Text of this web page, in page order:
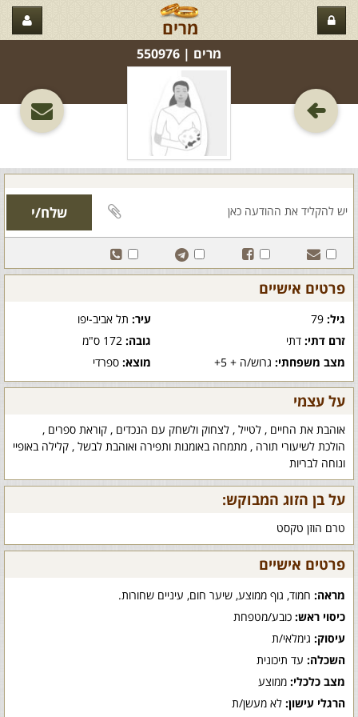
מרים
מרים‏ | 550976
פרטים אישיים
גיל: עיר:תל אביב-יפו
זרם דתי: דתי גובה:172 ס"מ
מצב משפחתי: גרוש/ה + 5+ מוצא:ספרדי
על עצמי
אוהבת את החיים , לטייל , לצחוק ולשחק עם הנכדים , קוראת ספרים ,
הולכת לשיעורי תורה , מתמחה באומנות ותפירה ואוהבת לבשל , קלילה באופיי
ונוחה לבריות
על בן הזוג המבוקש:
טרם הוזן טקסט
פרטים אישיים
מראה: חמוד, גוף ממוצע, שיער חום, עיניים שחורות.
כיסוי ראש: כובע/מטפחת
עיסוק: גימלאי/ת
השכלה: עד תיכונית
מצב כלכלי: ממוצע
הרגלי עישון: לא מעשן/ת